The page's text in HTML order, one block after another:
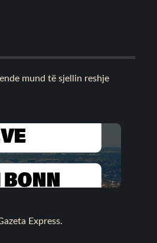
mund të sjellin reshje
Express.